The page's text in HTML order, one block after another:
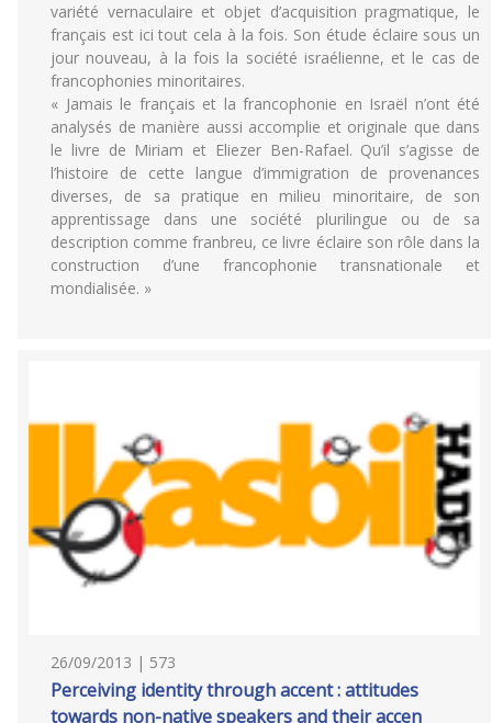
variété vernaculaire et objet d’acquisition pragmatique, le
français est ici tout cela à la fois. Son étude éclaire sous un
jour nouveau, à la fois la société israélienne, et le cas de
francophonies minoritaires.
« Jamais le français et la francophonie en Israël n’ont été
analysés de manière aussi accomplie et originale que dans
le livre de Miriam et Eliezer Ben-Rafael. Qu’il s’agisse de
l’histoire de cette langue d’immigration de provenances
diverses, de sa pratique en milieu minoritaire, de son
apprentissage dans une société plurilingue ou de sa
description comme franbreu, ce livre éclaire son rôle dans la
construction d’une francophonie transnationale et
mondialisée. »
26/09/2013 | 573
Perceiving identity through accent : attitudes
towards non-native speakers and their accen